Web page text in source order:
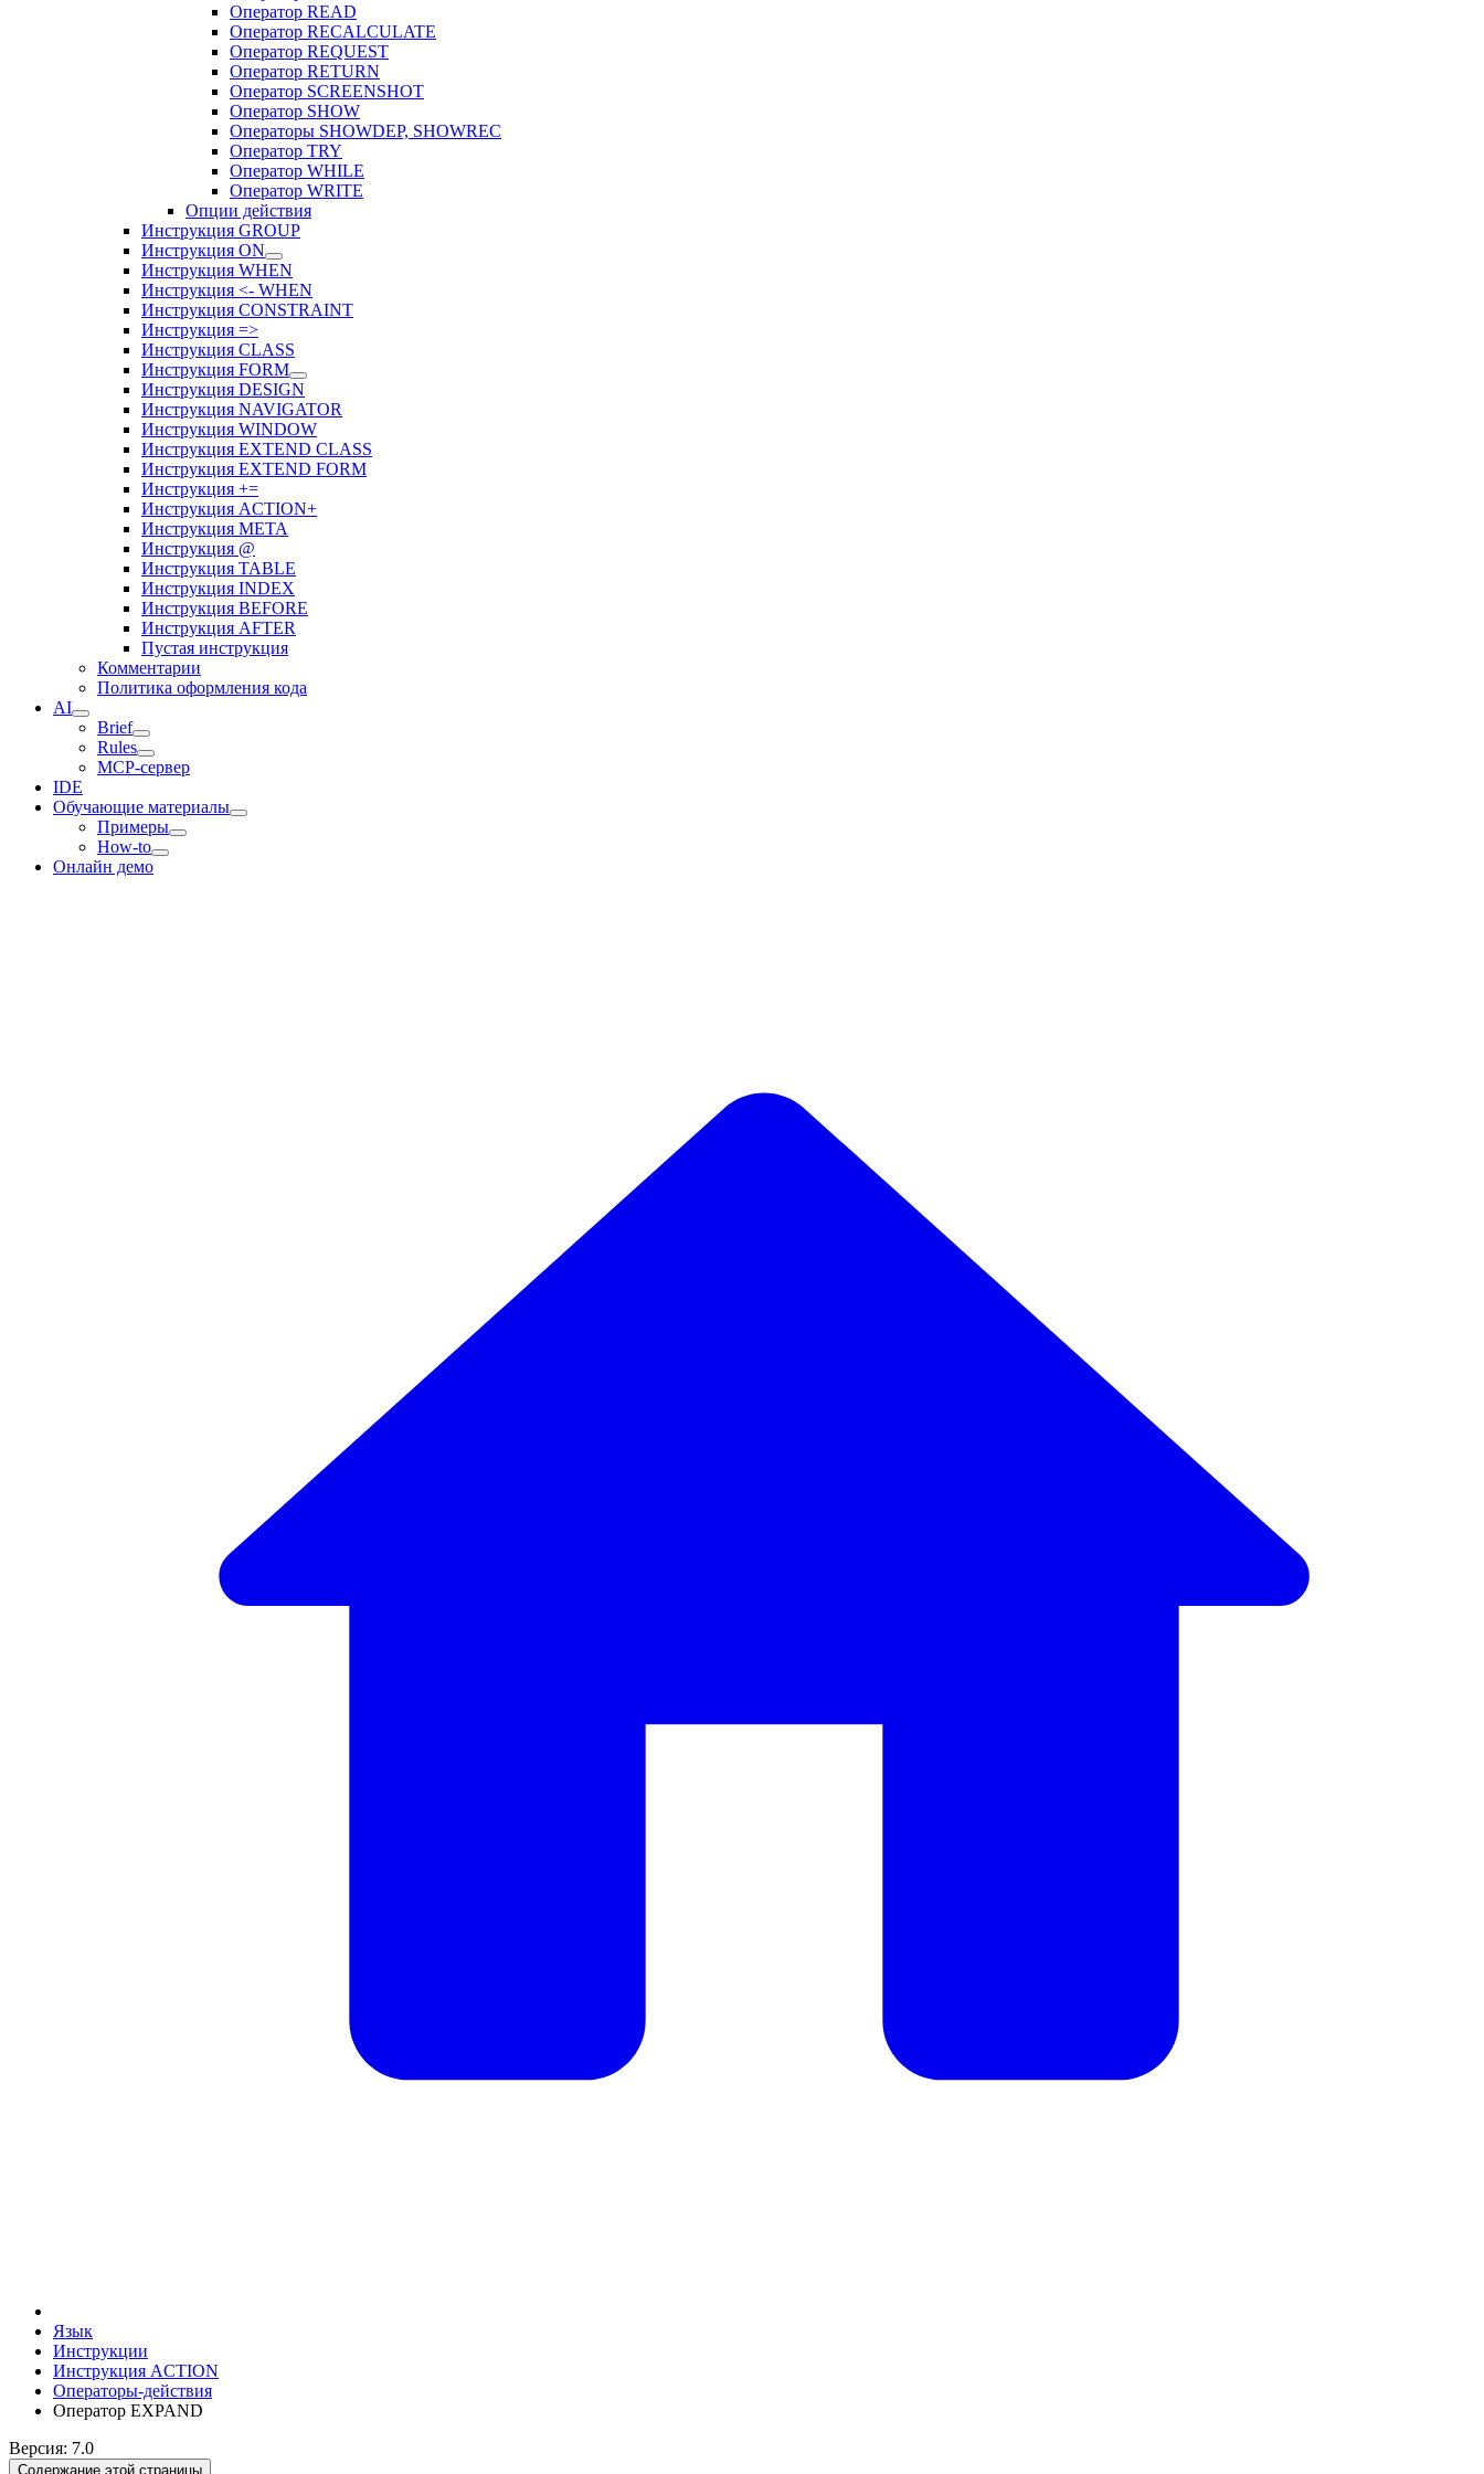
Оператор READ
Оператор RECALCULATE
Оператор REQUEST
Оператор RETURN
Оператор SCREENSHOT
Оператор SHOW
Операторы SHOWDEP, SHOWREC
Оператор TRY
Оператор WHILE
Оператор WRITE
Опции действия
Инструкция GROUP
Инструкция ON
Инструкция WHEN
Инструкция <- WHEN
Инструкция CONSTRAINT
Инструкция =>
Инструкция CLASS
Инструкция FORM
Инструкция DESIGN
Инструкция NAVIGATOR
Инструкция WINDOW
Инструкция EXTEND CLASS
Инструкция EXTEND FORM
Инструкция +=
Инструкция ACTION+
Инструкция META
Инструкция @
Инструкция TABLE
Инструкция INDEX
Инструкция BEFORE
Инструкция AFTER
Пустая инструкция
Комментарии
Политика оформления кода
AI
Brief
Rules
MCP-сервер
IDE
Обучающие материалы
Примеры
How-to
Онлайн демо
Язык
Инструкции
Инструкция ACTION
Операторы-действия
Оператор EXPAND
Версия: 7.0
Содержание этой страницы